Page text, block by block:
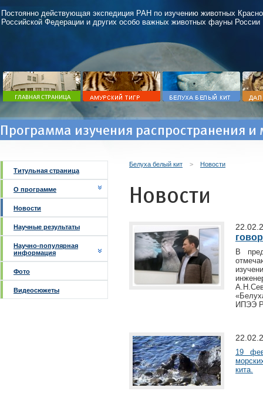
Постоянно действующая экспедиция РАН по изучению животных
Российской Федерации и других особо важных животных фауны России
Программа изучения распространения и
Титульная страница
О программе
Новости
Научные результаты
Научно-популярная
информация
Фото
Видеосюжеты
Белуха белый кит > Новости
Новости
В
ИПЭЭ
19
кита.